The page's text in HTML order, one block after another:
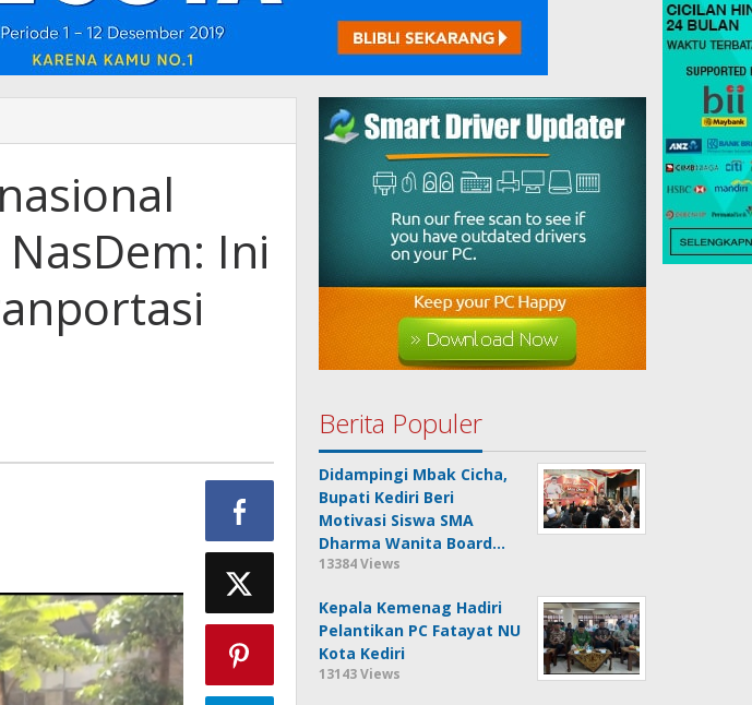
Ini
Berita Populer
Didampingi Mbak Cicha,
Bupati Kediri Beri
Motivasi Siswa SMA
Dharma Wanita Board…
13384 Views
Kepala Kemenag Hadiri
Pelantikan PC Fatayat NU
Kota Kediri
13143 Views